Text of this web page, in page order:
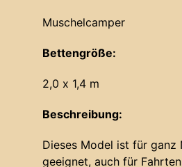
Muschelcamper
Bettengröße:
2,0 x 1,4 m
Beschreibung:
Dieses Model ist für ganz
geeignet, auch für